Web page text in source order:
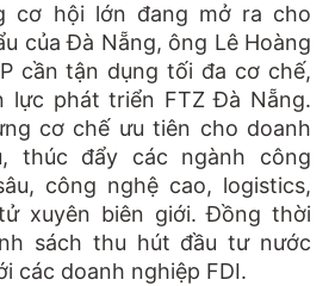
cơ hội lớn đang mở ra cho
của Đà Nẵng, ông Lê Hoàng
cần tận dụng tối đa cơ chế,
lực phát triển FTZ Đà Nẵng.
cơ chế ưu tiên cho doanh
thúc đẩy các ngành công
công nghệ cao, logistics,
xuyên biên giới. Đồng thời
sách thu hút đầu tư nước
các doanh nghiệp FDI.